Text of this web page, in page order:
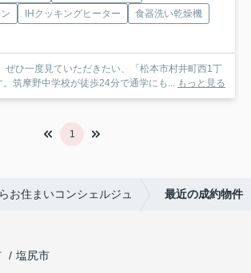
IHクッキングヒーター
食器洗い乾燥機
ひ一度見ていただきたい、「松本市村井町西1丁
筑摩野中学校が徒歩24分で通学にも... もっと見る
1
お住まいコンシェルジュ 最近の成約物件
塩尻市